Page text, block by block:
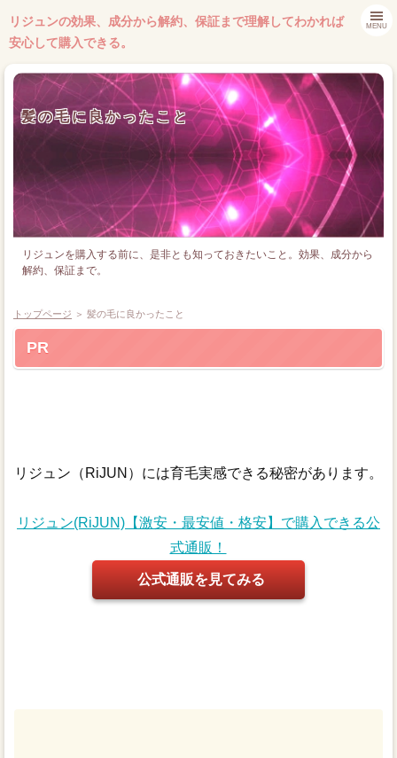
リジュンの効果、成分から解約、保証まで理解してわかれば
安心して購入できる。
髪の毛に良かったこと
リジュンを購入する前に、是非とも知っておきたいこと。効果、成分から
解約、保証まで。
MENU
トップページ ＞ 髪の毛に良かったこと
PR
リジュン（RiJUN）には育毛実感できる秘密があります。
リジュン(RiJUN)【激安・最安値・格安】で購入できる公
式通販！
公式通販を見てみる